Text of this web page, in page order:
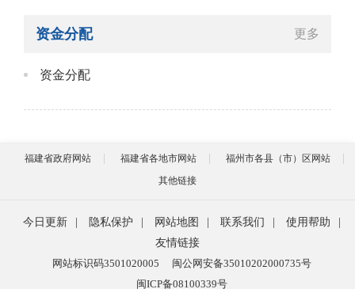
资金分配 更多
资金分配
福建省政府网站 福建省各地市网站
福州市各县（市）区网站
其他链接
今日更新 隐私保护 网站地图 联系我们 使用帮助
友情链接
网站标识码3501020005
闽公网安备35010202000735号
闽ICP备08100339号